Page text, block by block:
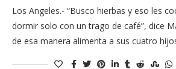
Los Angeles.- “Busco hierbas y eso les
dormir solo con un trago de café”, dice
de esa manera alimenta a sus cuatro